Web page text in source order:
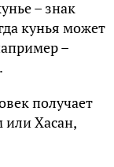
– знак
кунья может
–
получает
Хасан,